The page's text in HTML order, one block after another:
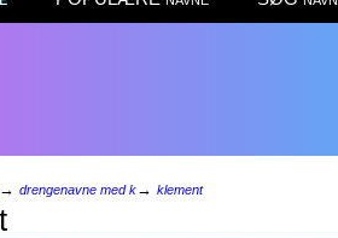
→ drengenavne med k→ klement